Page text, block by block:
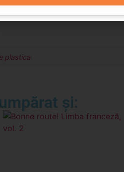
plastica
și: